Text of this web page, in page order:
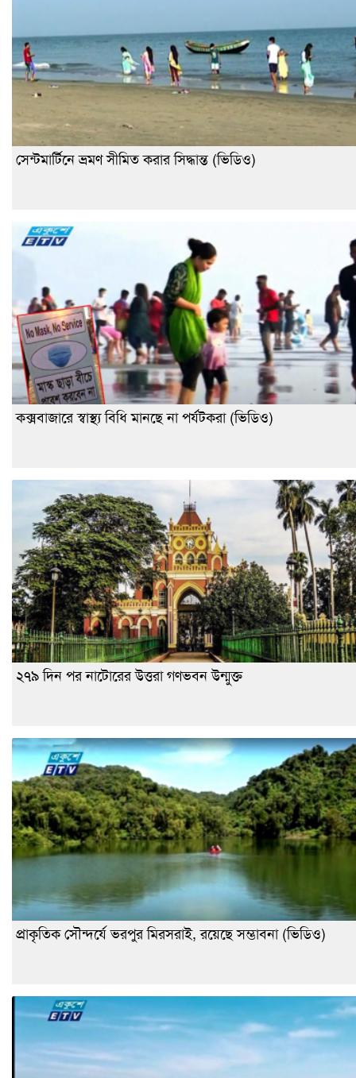
সেন্টমার্টিনে ভ্রমণ সীমিত করার সিদ্ধান্ত (ভিডিও)
কক্সবাজারে স্বাস্থ্য বিধি মানছে না পর্যটকরা (ভিডিও)
২৭৯ দিন পর নাটোরের উত্তরা গণভবন উন্মুক্ত
প্রাকৃতিক সৌন্দর্যে ভরপুর মিরসরাই, রয়েছে সম্ভাবনা (ভিডিও)